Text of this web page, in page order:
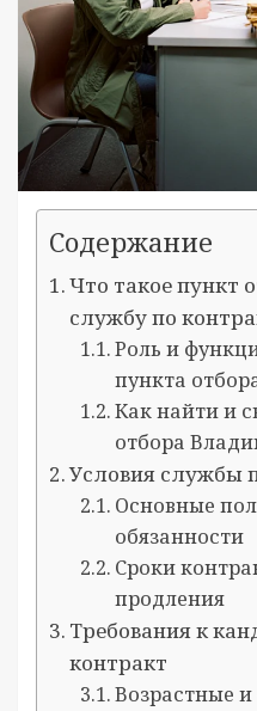
Содержание
Что такое пункт
службу по
Роль и
пункта
Как найти и
отбора
Условия службы
Основные
обязанности
Сроки
продления
Требования к
контракт
Возрастные